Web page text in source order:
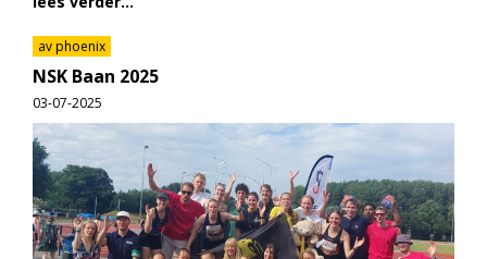
av phoenix
NSK Baan 2025
03-07-2025